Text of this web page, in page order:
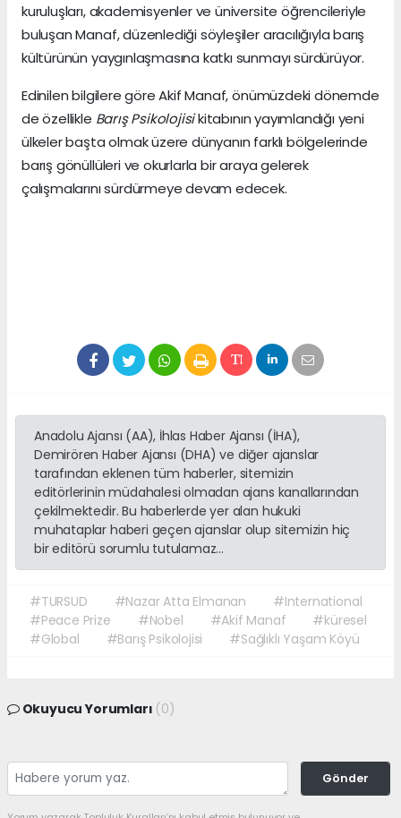
kuruluşları, akademisyenler ve üniversite öğrencileriyle
buluşan Manaf, düzenlediği söyleşiler aracılığıyla barış
kültürünün yaygınlaşmasına katkı sunmayı sürdürüyor.
Edinilen bilgilere göre Akif Manaf, önümüzdeki dönemde
de özellikle Barış Psikolojisikitabının yayımlandığı yeni
ülkeler başta olmak üzere dünyanın farklı bölgelerinde
barış gönüllüleri ve okurlarla bir araya gelerek
çalışmalarını sürdürmeye devam edecek.
Anadolu Ajansı (AA), İhlas Haber Ajansı (İHA),
Demirören Haber Ajansı (DHA) ve diğer ajanslar
tarafından eklenen tüm haberler, sitemizin
editörlerinin müdahalesi olmadan ajans kanallarından
çekilmektedir. Bu haberlerde yer alan hukuki
muhataplar haberi geçen ajanslar olup sitemizin hiç
bir editörü sorumlu tutulamaz...
#TURSUD #Nazar Atta Elmanan
#International
#Peace Prize
#Nobel #Akif Manaf
#küresel
#Global
#Barış Psikolojisi #Sağlıklı Yaşam Köyü
Okuyucu Yorumları (0)
Gönder